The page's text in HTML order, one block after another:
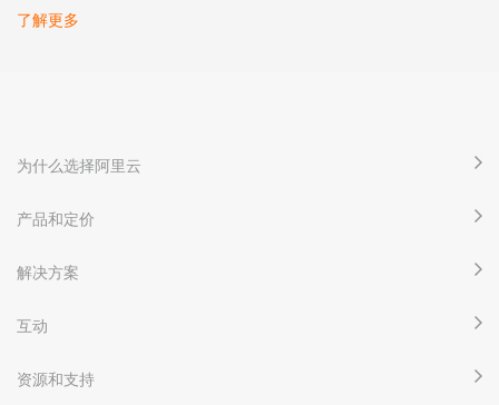
了解更多
为什么选择阿里云
产品和定价
解决方案
互动
资源和支持